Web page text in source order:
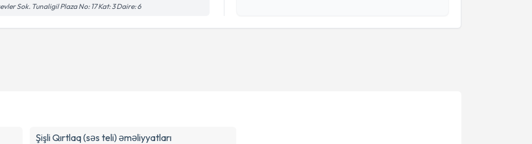
Sok. Tunaligil Plaza No: 17 Kat: 3 Daire: 6
ŞişliQırtlaq (səs teli) əməliyyatları